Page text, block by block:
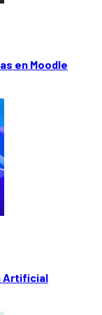
en Moodle
Artificial